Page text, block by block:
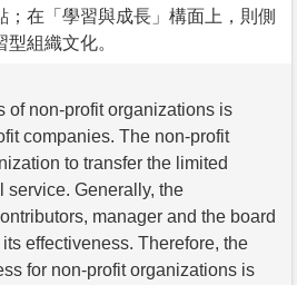
；在「學習與成長」構面上，則側
組織文化。
of non-profit organizations is
companies. The non-profit
to transfer the limited
service. Generally, the
manager and the board
effectiveness. Therefore, the
for non-profit organizations is